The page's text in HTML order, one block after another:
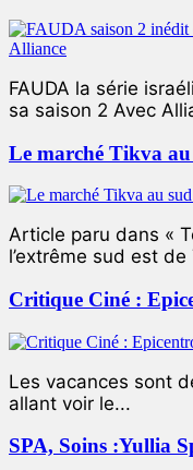
FAUDA la série
sa saison 2 Avec
Le marché Tikva
Article paru dans «
l’extrême sud est de
Critique Ciné :
Les vacances sont
allant voir le...
SPA, Soins :Yullia